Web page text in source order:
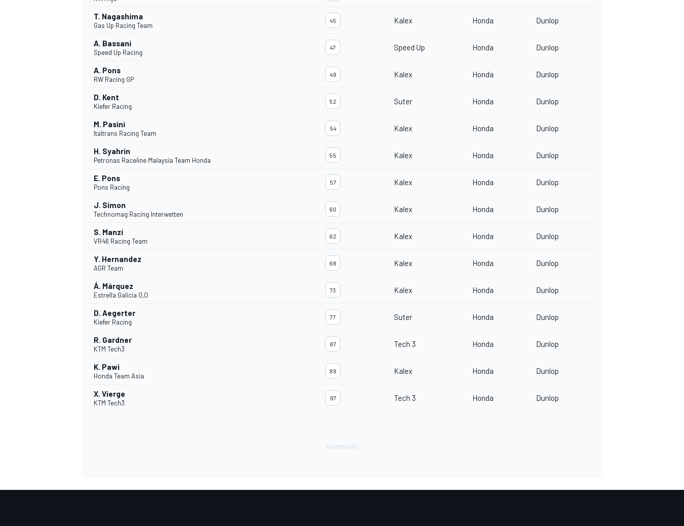
T. Nagashima
Gas Up Racing Team
45 Kalex Honda Dunlop
A. Bassani
Speed Up Racing
47 Speed Up Honda Dunlop
A. Pons
RW Racing GP
49 Kalex Honda Dunlop
D. Kent
Kiefer Racing
52 Suter Honda Dunlop
M. Pasini
Italtrans Racing Team
54 Kalex Honda Dunlop
H. Syahrin
Petronas Raceline Malaysia Team Honda
55 Kalex Honda Dunlop
E. Pons
Pons Racing
57 Kalex Honda Dunlop
J. Simon
Technomag Racing Interwetten
60 Kalex Honda Dunlop
S. Manzi
VR46 Racing Team
62 Kalex Honda Dunlop
Y. Hernandez
AGR Team
68 Kalex Honda Dunlop
Á. Márquez
Estrella Galicia 0,0
73 Kalex Honda Dunlop
D. Aegerter
Kiefer Racing
77 Suter Honda Dunlop
R. Gardner
KTM Tech3
87 Tech 3 Honda Dunlop
K. Pawi
Honda Team Asia
89 Kalex Honda Dunlop
X. Vierge
KTM Tech3
97 Tech 3 Honda Dunlop